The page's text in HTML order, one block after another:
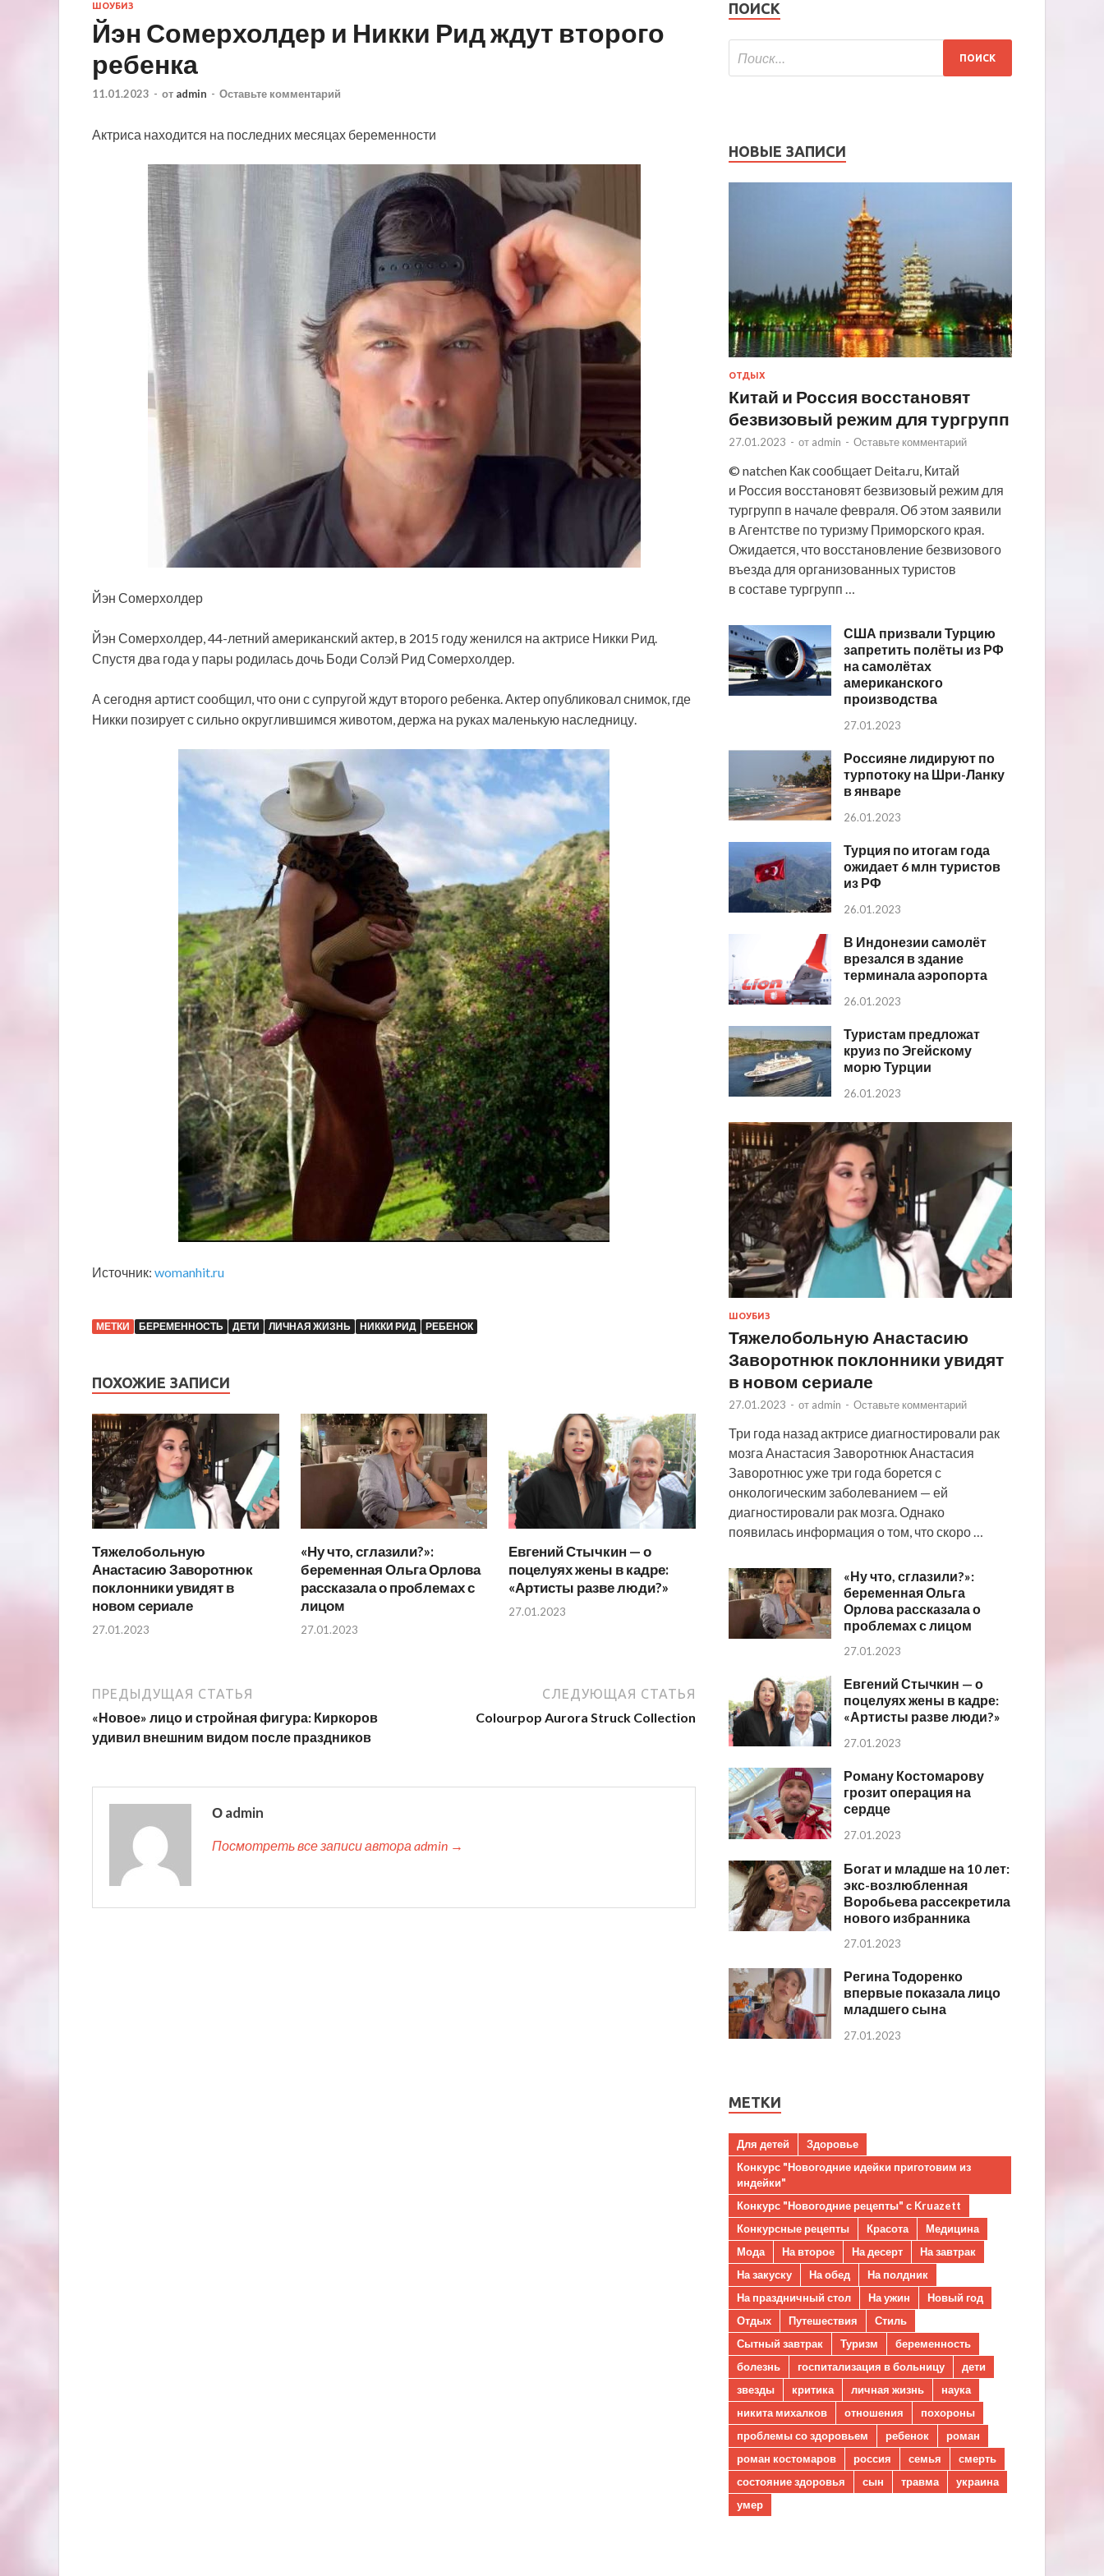
ШОУБИЗ
Йэн Сомерхолдер и Никки Рид ждут второго
ребенка
11.01.2023 - от admin - Оставьте комментарий
Актриса находится на последних месяцах беременности
Йэн Сомерхолдер
Йэн Сомерхолдер, 44-летний американский актер, в 2015 году женился на актрисе Никки Рид.
Спустя два года у пары родилась дочь Боди Солэй Рид Сомерхолдер.
А сегодня артист сообщил, что они с супругой ждут второго ребенка. Актер опубликовал снимок, где
Никки позирует с сильно округлившимся животом, держа на руках маленькую наследницу.
Источник: womanhit.ru
МЕТКИ БЕРЕМЕННОСТЬ ДЕТИ ЛИЧНАЯ ЖИЗНЬ НИККИ РИД РЕБЕНОК
ПОХОЖИЕ ЗАПИСИ
Тяжелобольную
Анастасию Заворотнюк
поклонники увидят в
новом сериале
27.01.2023
«Ну что, сглазили?»:
беременная Ольга Орлова
рассказала о проблемах с
лицом
27.01.2023
Евгений Стычкин — о
поцелуях жены в кадре:
«Артисты разве люди?»
27.01.2023
ПРЕДЫДУЩАЯ СТАТЬЯ
«Новое» лицо и стройная фигура: Киркоров
удивил внешним видом после праздников
СЛЕДУЮЩАЯ СТАТЬЯ
Colourpop Aurora Struck Collection
О admin
Посмотреть все записи автора admin →
ПОИСК
НОВЫЕ ЗАПИСИ
ОТДЫХ
Китай и Россия восстановят
безвизовый режим для тургрупп
27.01.2023 - от admin - Оставьте комментарий
© natchen Как сообщает Deita.ru, Китай
и Россия восстановят безвизовый режим для
тургрупп в начале февраля. Об этом заявили
в Агентстве по туризму Приморского края.
Ожидается, что восстановление безвизового
въезда для организованных туристов
в составе тургрупп …
США призвали Турцию
запретить полёты из РФ
на самолётах
американского
производства
27.01.2023
Россияне лидируют по
турпотоку на Шри-Ланку
в январе
26.01.2023
Турция по итогам года
ожидает 6 млн туристов
из РФ
26.01.2023
В Индонезии самолёт
врезался в здание
терминала аэропорта
26.01.2023
Туристам предложат
круиз по Эгейскому
морю Турции
26.01.2023
ШОУБИЗ
Тяжелобольную Анастасию
Заворотнюк поклонники увидят
в новом сериале
27.01.2023 - от admin - Оставьте комментарий
Три года назад актрисе диагностировали рак
мозга Анастасия Заворотнюк Анастасия
Заворотнюс уже три года борется с
онкологическим заболеванием — ей
диагностировали рак мозга. Однако
появилась информация о том, что скоро …
«Ну что, сглазили?»:
беременная Ольга
Орлова рассказала о
проблемах с лицом
27.01.2023
Евгений Стычкин — о
поцелуях жены в кадре:
«Артисты разве люди?»
27.01.2023
Роману Костомарову
грозит операция на
сердце
27.01.2023
Богат и младше на 10 лет:
экс-возлюбленная
Воробьева рассекретила
нового избранника
27.01.2023
Регина Тодоренко
впервые показала лицо
младшего сына
27.01.2023
МЕТКИ
Для детей
Здоровье
Конкурс "Новогодние идейки приготовим из
индейки"
Конкурс "Новогодние рецепты" с Kruazett
Конкурсные рецепты
Красота
Медицина
Мода
На второе На десерт
На завтрак
На закуску
На обед
На полдник
На праздничный стол
На ужин
Новый год
Отдых
Путешествия
Стиль
Сытный завтрак
Туризм
беременность
болезнь
госпитализация в больницу
дети
звезды
критика личная жизнь
наука
никита михалков
отношения
похороны
проблемы со здоровьем
ребенок
роман
роман костомаров
россия семья
смерть
состояние здоровья
сын травма
украина
умер